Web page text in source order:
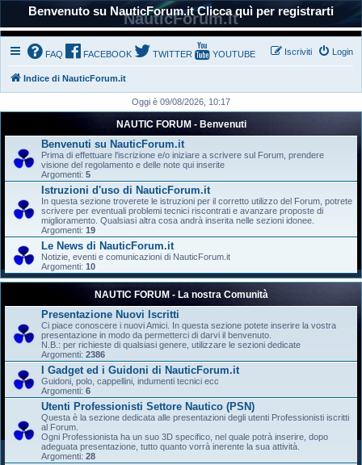
Benvenuto su NauticForum.it Clicca quì per registrarti
NauticForum.it
FAQ FACEBOOK TWITTER YOUTUBE Login
Iscriviti
Indice di NauticForum.it
Oggi è 09/08/2026, 10:17
NAUTIC FORUM - Benvenuti
Benvenuti su NauticForum.it
Prima di effettuare l'iscrizione e/o iniziare a scrivere sul Forum, prendere
visione del regolamento e delle note qui inserite
Argomenti: 5
Istruzioni d'uso di NauticForum.it
In questa sezione troverete le istruzioni per il corretto utilizzo del Forum, potrete
scrivere per eventuali problemi tecnici riscontrati e avanzare proposte di
miglioramento. Qualsiasi altra cosa andrà inserita nelle sezioni idonee.
Argomenti: 19
Le News di NauticForum.it
Notizie, eventi e comunicazioni di NauticForum.it
Argomenti: 10
NAUTIC FORUM - La nostra Comunità
Presentazione Nuovi Iscritti
Ci piace conoscere i nuovi Amici. In questa sezione potete inserire la vostra
presentazione in modo da permetterci di darvi il benvenuto.
N.B.: per richieste di qualsiasi genere, utilizzare le sezioni dedicate
Argomenti: 2386
I Gadget ed i Guidoni di NauticForum.it
Guidoni, polo, cappellini, indumenti tecnici ecc
Argomenti: 6
Utenti Professionisti Settore Nautico (PSN)
Questa è la sezione dedicata alle presentazioni degli utenti Professionisti iscritti
al Forum.
Ogni Professionista ha un suo 3D specifico, nel quale potrà inserire, dopo
adeguata presentazione, tutto quanto vorrà inerente la sua attività.
Argomenti: 28